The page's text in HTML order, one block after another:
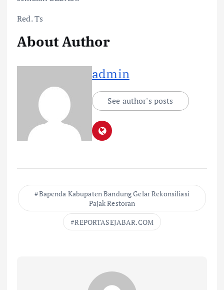
Red. Ts
About Author
admin
See author's posts
Bapenda Kabupaten Bandung Gelar Rekonsiliasi
Pajak Restoran
REPORTASEJABAR.COM